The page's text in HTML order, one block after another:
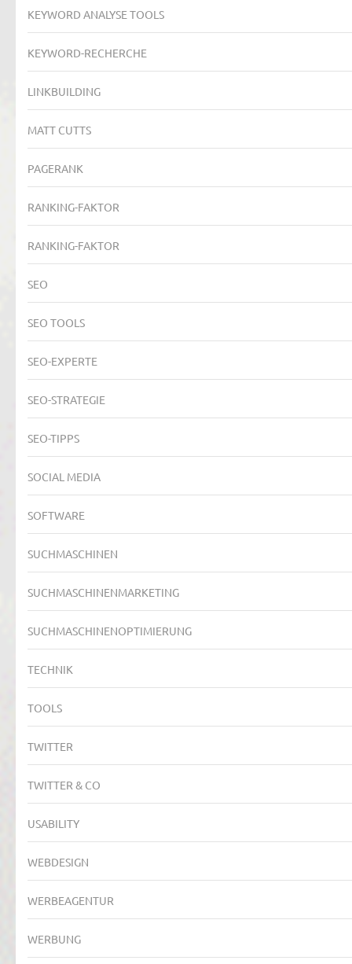
KEYWORD ANALYSE TOOLS
KEYWORD-RECHERCHE
LINKBUILDING
MATT CUTTS
PAGERANK
RANKING-FAKTOR
RANKING-FAKTOR
SEO
SEO TOOLS
SEO-EXPERTE
SEO-STRATEGIE
SEO-TIPPS
SOCIAL MEDIA
SOFTWARE
SUCHMASCHINEN
SUCHMASCHINENMARKETING
SUCHMASCHINENOPTIMIERUNG
TECHNIK
TOOLS
TWITTER
TWITTER & CO
USABILITY
WEBDESIGN
WERBEAGENTUR
WERBUNG